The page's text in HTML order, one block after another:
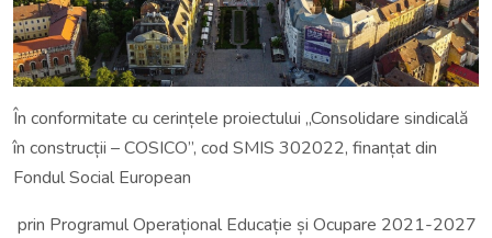
În conformitate cu cerințele proiectului „Consolidare sindicală
în construcții – COSICO”, cod SMIS 302022, finanțat din
Fondul Social European
prin Programul Operațional Educație și Ocupare 2021-2027